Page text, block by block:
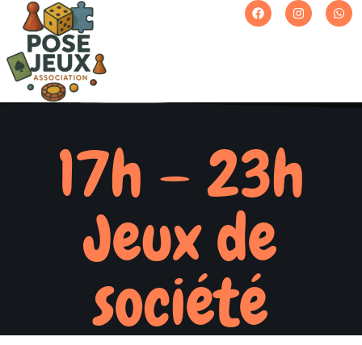
17h – 23h
Jeux de
société